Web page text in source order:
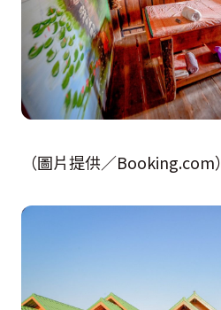
（圖片提供／Booking.com）